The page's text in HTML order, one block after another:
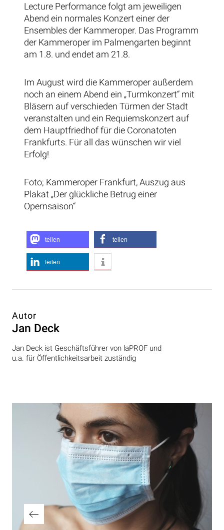
Lecture Performance folgt am jeweiligen
Abend ein normales Konzert einer der
Ensembles der Kammeroper. Das Programm
der Kammeroper im Palmengarten beginnt
am 1.8. und endet am 21.8.
Im August wird die Kammeroper außerdem
noch an einem Abend ein „Turmkonzert“ mit
Bläsern auf verschieden Türmen der Stadt
veranstalten und ein Requiemskonzert auf
dem Hauptfriedhof für die Coronatoten
Frankfurts. Für all das wünschen wir viel
Erfolg!
Foto; Kammeroper Frankfurt, Auszug aus
Plakat „Der glückliche Betrug einer
Opernsaison“
teilen teilen
teilen
Autor
Jan Deck
Jan Deck ist Geschäftsführer von laPROF und
u.a. für Öffentlichkeitsarbeit zuständig